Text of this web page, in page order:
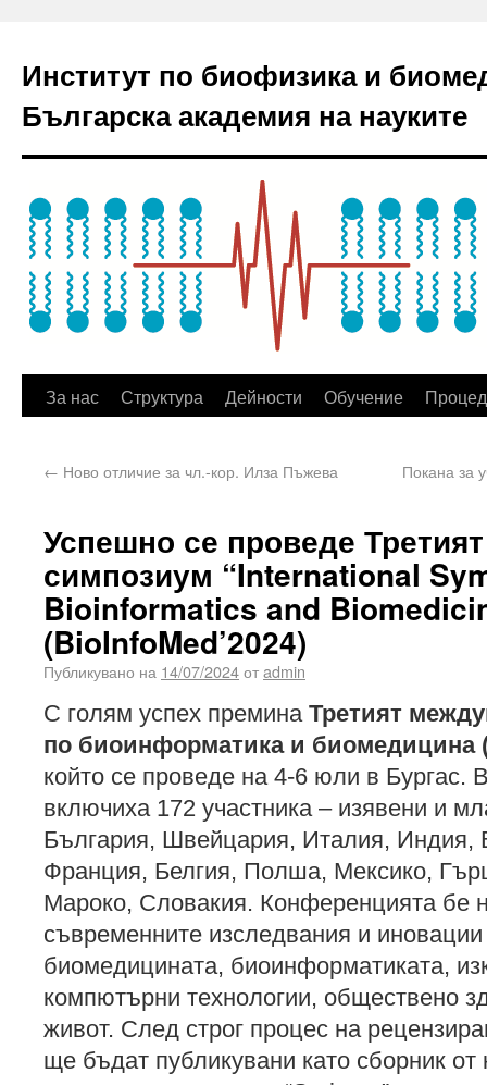
Институт по биофизика и
Българска академия на науките
За нас Структура Дейности Обучение
← Ново отличие за чл.-кор. Илза Пъжева Покана за
Успешно се проведе
симпозиум “International
Bioinformatics and
(BioInfoMed’2024)
Публикувано на 14/07/2024отadmin
С голям успех премина Третият
по биоинформатика и биомедицина
който се проведе на 4-6 юли в Бургас.
включиха 172 участника – изявени и
България, Швейцария, Италия, Индия,
Франция, Белгия, Полша, Мексико,
Мароко, Словакия. Конференцията бе
съвременните изследвания и
биомедицината, биоинформатиката,
компютърни технологии, обществено
живот. След строг процес на
ще бъдат публикувани като сборник